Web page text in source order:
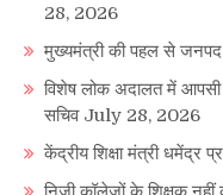
28, 2026
मुख्यमंत्री की पहल से जनपद
विशेष लोक अदालत में आपसी
सचिव July 28, 2026
केंद्रीय शिक्षा मंत्री धमेंद्र